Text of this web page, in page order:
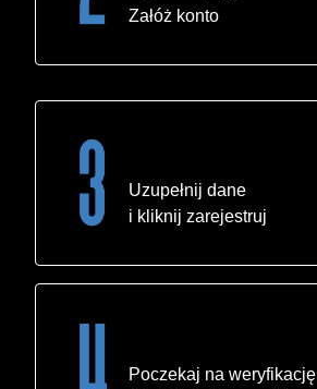
Załóż konto
Uzupełnij dane
i kliknij zarejestruj
Poczekaj na weryfikację